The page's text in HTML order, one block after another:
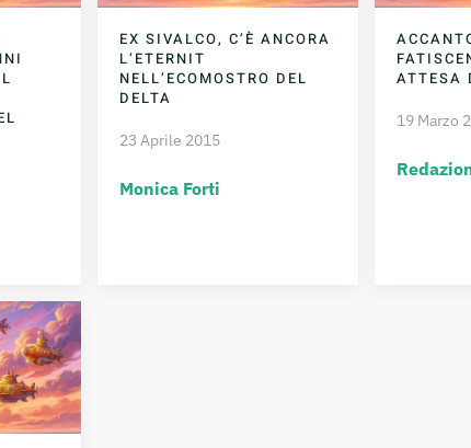
EX SIVALCO, C’È ANCORA
L’ETERNIT
NELL’ECOMOSTRO DEL
DELTA
23 Aprile 2015
Monica Forti
ATTESA
19 Marzo